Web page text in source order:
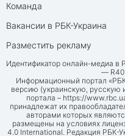
Команда
Вакансии в РБК-Украина
Разместить рекламу
Идентификатор онлайн-медиа в
—
Информационный портал
версию (украинскую, русскую
портала – https://
принадлежат их
авторами которых
размещены на условиях
4.0 International. Редакция РБК-